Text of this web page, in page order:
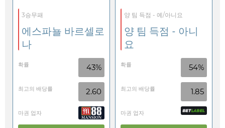
3승무패
에스파뇰 바르셀로
나
확률 43%
최고의 배당률 2.60
마권 업자
양 팀 득점 - 예/아니요
양 팀 득점 - 아니
요
확률 54%
최고의 배당률 1.85
마권 업자